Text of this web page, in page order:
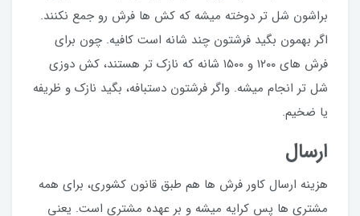
براشون شل تر دوخته میشه که کش ها فرش رو جمع نکنند.
اگر بهمون بگید فرشتون چند شانه است کافیه. چون برای
فرش های ۱۲۰۰ و ۱۵۰۰ شانه که نازک تر هستند، کش دوزی
شل تر انجام میشه. واگر فرشتون دستبافه، بگید نازک و ظریفه
یا ضخیم.
ارسال
هزینه ارسال کاور فرش ها هم طبق قانون کشوری، برای همه
مشتری ها پس کرایه میشه و بر عهده مشتری است. یعنی